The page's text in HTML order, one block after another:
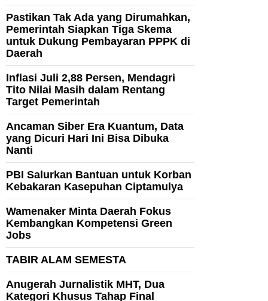
Pastikan Tak Ada yang Dirumahkan,
Pemerintah Siapkan Tiga Skema
untuk Dukung Pembayaran PPPK di
Daerah
Inflasi Juli 2,88 Persen, Mendagri
Tito Nilai Masih dalam Rentang
Target Pemerintah
Ancaman Siber Era Kuantum, Data
yang Dicuri Hari Ini Bisa Dibuka
Nanti
PBI Salurkan Bantuan untuk Korban
Kebakaran Kasepuhan Ciptamulya
Wamenaker Minta Daerah Fokus
Kembangkan Kompetensi Green
Jobs
TABIR ALAM SEMESTA
Anugerah Jurnalistik MHT, Dua
Kategori Khusus Tahap Final